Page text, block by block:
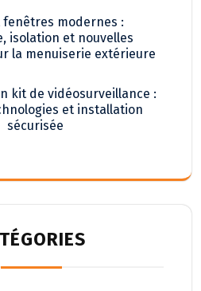
fenêtres modernes :
isolation et nouvelles
la menuiserie extérieure
kit de vidéosurveillance :
et installation
sécurisée